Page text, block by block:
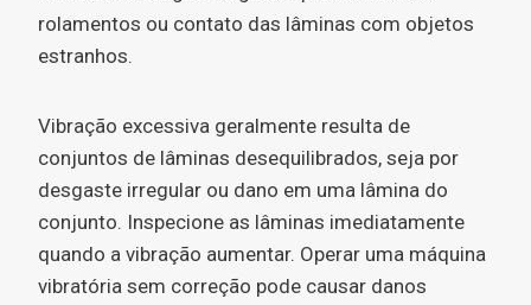
rolamentos ou contato das lâminas com objetos
estranhos.
Vibração excessiva geralmente resulta de
conjuntos de lâminas desequilibrados, seja por
desgaste irregular ou dano em uma lâmina do
conjunto. Inspecione as lâminas imediatamente
quando a vibração aumentar. Operar uma máquina
vibratória sem correção pode causar danos